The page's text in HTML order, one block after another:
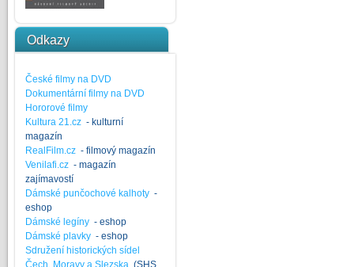
Odkazy
České filmy na DVD
Dokumentární filmy na DVD
Hororové filmy
Kultura 21.cz - kulturní
magazín
RealFilm.cz - filmový magazín
Venilafi.cz - magazín
zajímavostí
Dámské punčochové kalhoty -
eshop
Dámské legíny - eshop
Dámské plavky - eshop
Sdružení historických sídel
Čech, Moravy a Slezska (SHS